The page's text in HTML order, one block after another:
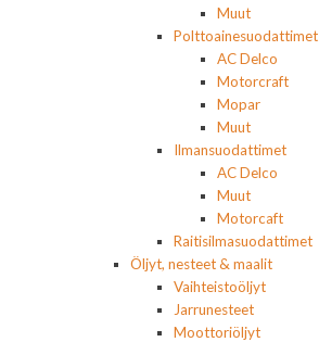
Muut
Polttoainesuodattimet
AC Delco
Motorcraft
Mopar
Muut
Ilmansuodattimet
AC Delco
Muut
Motorcaft
Raitisilmasuodattimet
Öljyt, nesteet & maalit
Vaihteistoöljyt
Jarrunesteet
Moottoriöljyt